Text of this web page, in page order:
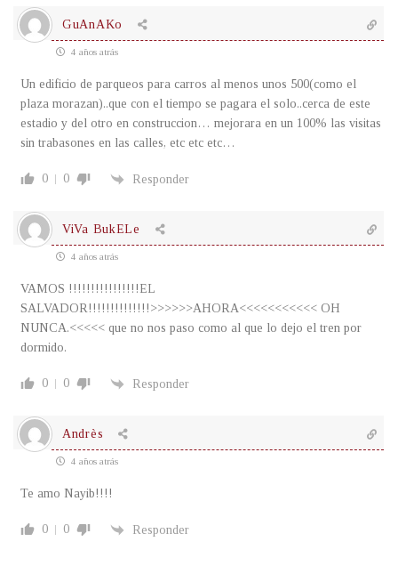
GuAnAKo
4 años atrás
Un edificio de parqueos para carros al menos unos 500(como el
plaza morazan)..que con el tiempo se pagara el solo..cerca de este
estadio y del otro en construccion… mejorara en un 100% las visitas
sin trabasones en las calles, etc etc etc…
0 0 Responder
ViVa BukELe
4 años atrás
VAMOS !!!!!!!!!!!!!!!!EL
SALVADOR!!!!!!!!!!!!!!>>>>>>AHORA<<<<<<<<<<< OH
NUNCA.<<<<< que no nos paso como al que lo dejo el tren por
dormido.
0 0 Responder
Andrès
4 años atrás
Te amo Nayib!!!!
0 0 Responder